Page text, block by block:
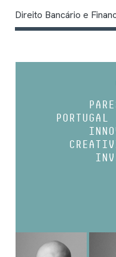
Direito Bancário e